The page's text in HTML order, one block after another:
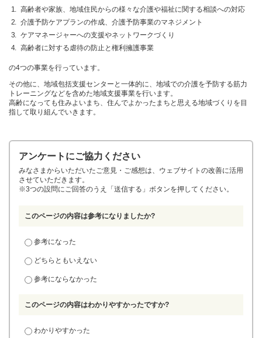
高齢者や家族、地域住民からの様々な介護や福祉に関する相談への対応
介護予防ケアプランの作成、介護予防事業のマネジメント
ケアマネージャーへの支援やネットワークづくり
高齢者に対する虐待の防止と権利擁護事業
の4つの事業を行っています。
その他に、地域包括支援センターと一体的に、地域での介護を予防する筋力
トレーニングなどを含めた地域支援事業を行います。
高齢になっても住みよいまち、住んでよかったまちと思える地域づくりを目
指して取り組んでいきます。
アンケートにご協力ください
みなさまからいただいたご意見・ご感想は、ウェブサイトの改善に活用
させていただきます。
※3つの設問にご回答のうえ「送信する」ボタンを押してください。
このページの内容は参考になりましたか?
参考になった
どちらともいえない
参考にならなかった
このページの内容はわかりやすかったですか?
わかりやすかった